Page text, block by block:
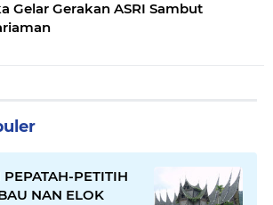
Gelar Gerakan ASRI Sambut
PETITIH
NAN ELOK